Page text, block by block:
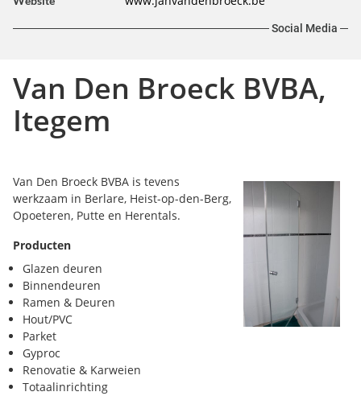
Social Media
Van Den Broeck BVBA,
Itegem
Van Den Broeck BVBA is tevens
werkzaam in Berlare, Heist-op-den-Berg,
Opoeteren, Putte en Herentals.
Producten
Glazen deuren
Binnendeuren
Ramen & Deuren
Hout/PVC
Parket
Gyproc
Renovatie & Karweien
Totaalinrichting